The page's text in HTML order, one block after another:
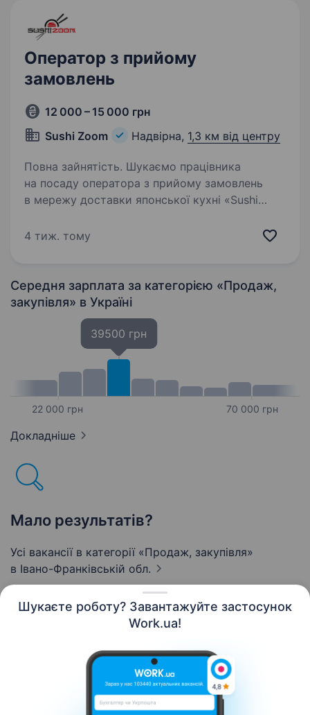
Шукаєте роботу? Завантажуйте застосунок
Work.ua!
25000,00+бонусиОпис…
Оператор з прийому
замовлень
12 000 – 15 000 грн
Sushi Zoom
Надвірна, 1,3 км від центру
Повна зайнятість. Шукаємо працівника
на посаду оператора з прийому замовлень
в мережу доставки японської кухні «Sushi
замовлень від клієнтів, консультування
4 тиж. тому
Середня зарплата за категорією «Продаж,
закупівля» в Україні
22 000 грн
39500 грн
70 000 грн
Докладніше
Мало результатів?
Усі вакансії в категорії «Продаж, закупівля»
в Івано-Франківській обл.